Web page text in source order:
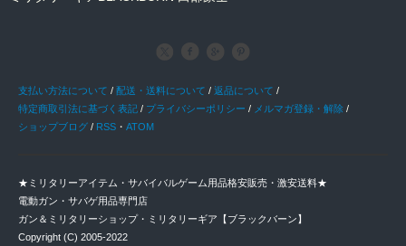
支払い方法について / 配送・送料について / 返品について /
特定商取引法に基づく表記 / プライバシーポリシー / メルマガ登録・解除 /
ショップブログ / RSS ・ ATOM
★ミリタリーアイテム・サバイバルゲーム用品格安販売・激安送料★
電動ガン・サバゲ用品専門店
ガン＆ミリタリーショップ・ミリタリーギア【ブラックバーン】
Copyright (C) 2005-2022